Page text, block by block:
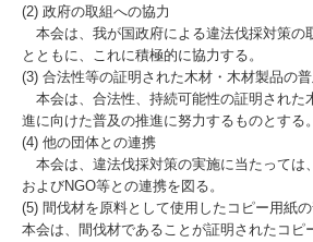
(2) 政府の取組への協力
本会は、我が国政府による違法伐採対策の
とともに、これに積極的に協力する。
(3) 合法性等の証明された木材・木材製品の
本会は、合法性、持続可能性の証明された
進に向けた普及の推進に努力するものとする。
(4) 他の団体との連携
本会は、違法伐採対策の実施に当たっては
およびNGO等との連携を図る。
(5) 間伐材を原料として使用したコピー用紙
本会は、間伐材であることが証明されたコピ